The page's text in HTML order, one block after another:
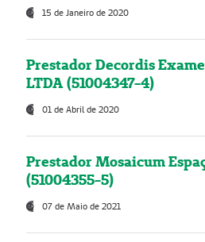
15 de Janeiro de 2020
Prestador Decordis
LTDA (51004347-4)
01 de Abril de 2020
Prestador Mosaicum
(51004355-5)
07 de Maio de 2021